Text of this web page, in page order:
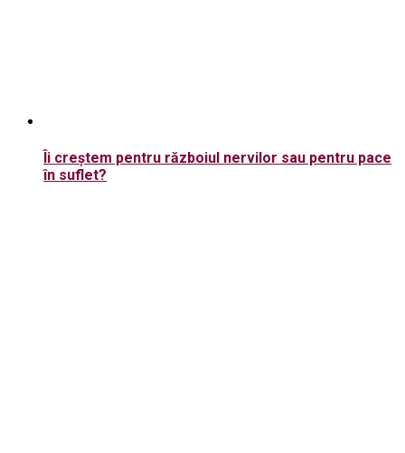
Îi creștem pentru războiul nervilor sau pentru pace
în suflet?